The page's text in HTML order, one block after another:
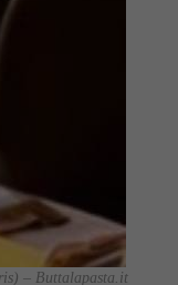
– Buttalapasta.it